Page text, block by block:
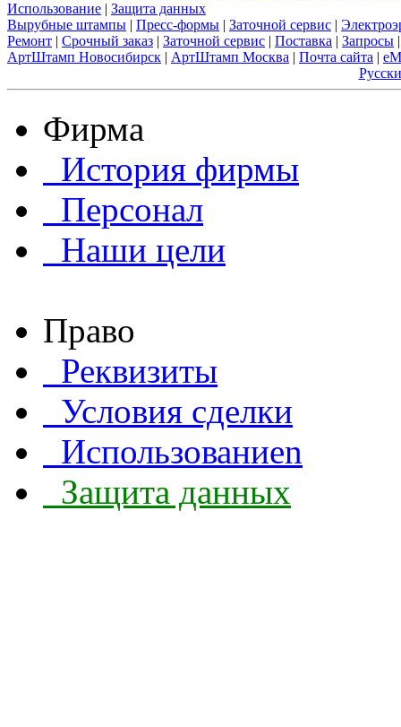
Использование | Защита данных
Вырубные штампы | Пресс-формы | Заточной сервис |
Ремонт | Срочный заказ | Заточной сервис | Поставка | Запросы |
АртШтамп Новосибирск | АртШтамп Москва | Почта сайта |
Фирма
История фирмы
Персонал
Наши цели
Право
Реквизиты
Условия сделки
Использованиеn
Защита данных